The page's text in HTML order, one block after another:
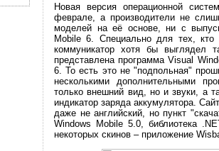
Новая версия операционной
феврале, а производители не
моделей на её основе, ни с
Mobile 6. Специально для тех,
коммуникатор хотя бы выглядел
представлена программа Visual
6. То есть это не "подпольная"
несколькими дополнительными
только внешний вид, но и звуки, а
индикатор заряда аккумулятора.
даже не английский, но пункт
Windows Mobile 5.0, библиотека
некоторых скинов – приложение